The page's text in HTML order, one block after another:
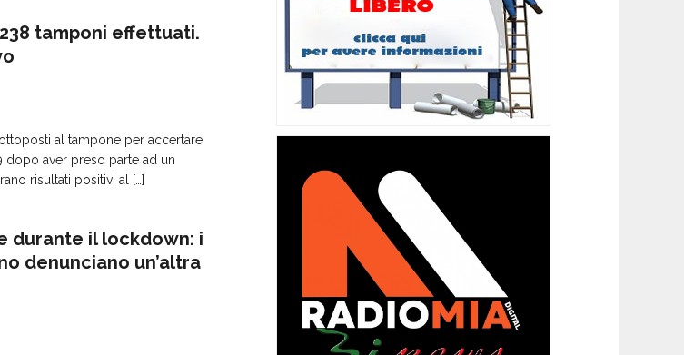
tamponi effettuati.
al tampone per accertare
dopo aver preso parte ad un
risultati positivi al
[…]
durante il lockdown: i
denunciano un’altra